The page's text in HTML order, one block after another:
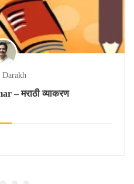
Darakh
– मराठी व्याकरण